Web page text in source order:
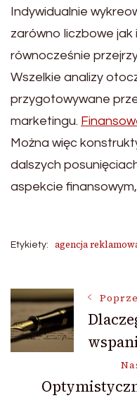
Indywidualnie
zarówno liczbowe jak
równocześnie
Wszelkie analizy
przygotowywane
marketingu.
Można więc
dalszych
aspekcie
Etykiety: agencja
wpisu